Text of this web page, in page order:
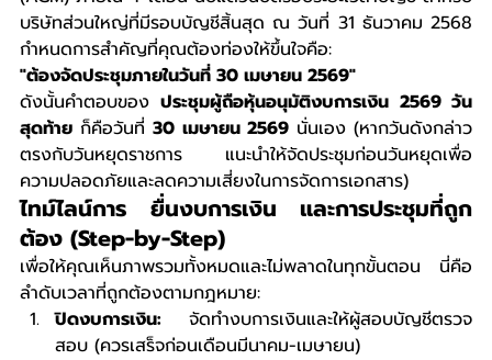
บริษัทส่วนใหญ่ที่มีรอบบัญชีสิ้นสุด ณ วันที่ 31 ธันวาคม 2568
กำหนดการสำคัญที่คุณต้องท่องให้ขึ้นใจคือ:
"ต้องจัดประชุมภายในวันที่ 30 เมษายน 2569"
ดังนั้นคำตอบของ ประชุมผู้ถือหุ้นอนุมัติงบการเงิน 2569 วัน
สุดท้าย ก็คือวันที่ 30 เมษายน 2569 นั่นเอง (หากวันดังกล่าว
ตรงกับวันหยุดราชการ แนะนำให้จัดประชุมก่อนวันหยุดเพื่อ
ความปลอดภัยและลดความเสี่ยงในการจัดการเอกสาร)
ไทม์ไลน์การ ยื่นงบการเงิน และการประชุมที่ถูก
ต้อง (Step-by-Step)
เพื่อให้คุณเห็นภาพรวมทั้งหมดและไม่พลาดในทุกขั้นตอน นี่คือ
ลำดับเวลาที่ถูกต้องตามกฎหมาย:
ปิดงบการเงิน: จัดทำงบการเงินและให้ผู้สอบบัญชีตรวจ
สอบ (ควรเสร็จก่อนเดือนมีนาคม-เมษายน)